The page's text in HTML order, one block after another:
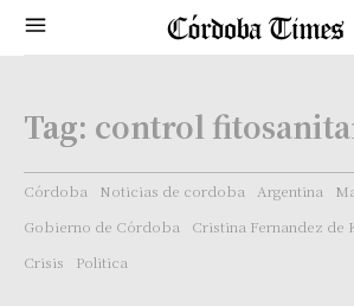
Tag: control
Córdoba Noticias de cordoba Argentina
Gobierno de Córdoba
Cristina Fernandez de
Crisis
Politica